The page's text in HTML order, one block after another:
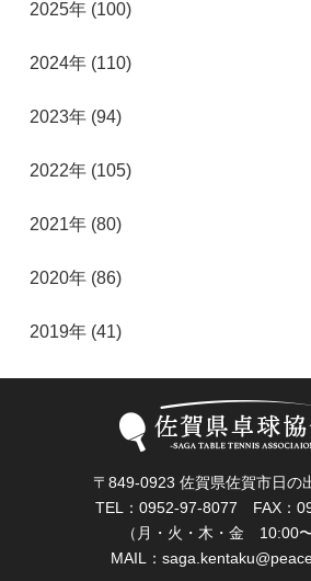
2025年 (100)
2024年 (110)
2023年 (94)
2022年 (105)
2021年 (80)
2020年 (86)
2019年 (41)
〒849-0923 佐賀県佐賀市日の
TEL：0952-97-8077 FAX：
（月・火・木・金 10:00
MAIL：